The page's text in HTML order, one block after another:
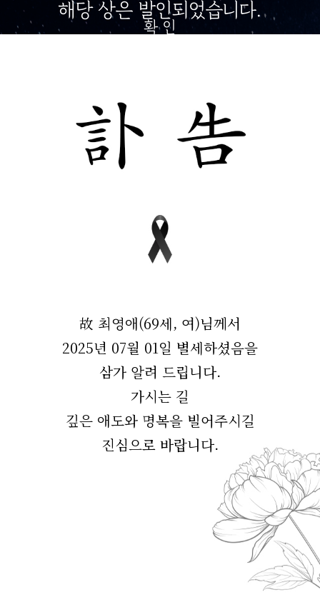
해당 상은 발인되었습니다.
확 인
故 최영애(69세, 여)님께서
2025년 07월 01일 별세하셨음을
삼가 알려 드립니다.
가시는 길
깊은 애도와 명복을 빌어주시길
진심으로 바랍니다.